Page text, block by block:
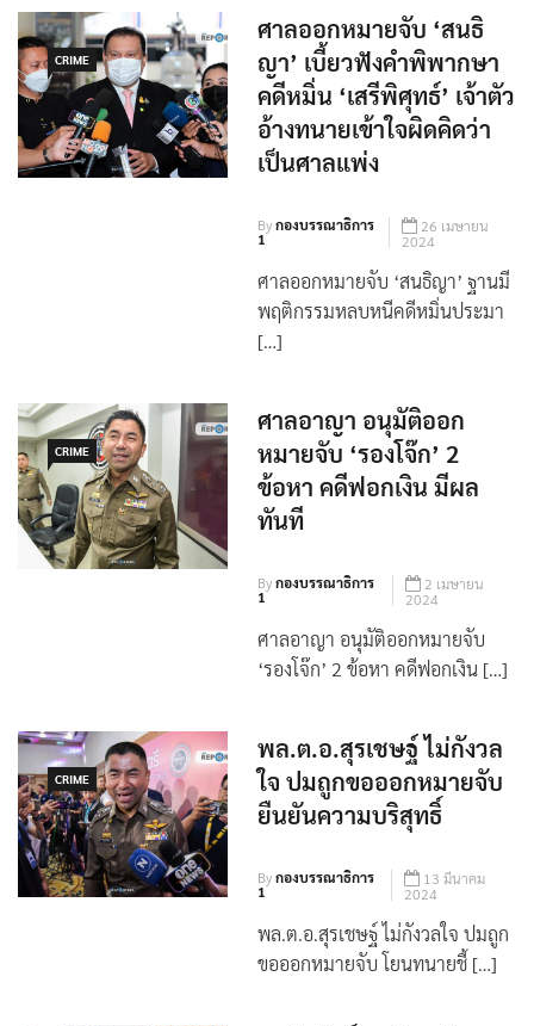
CRIME
ศาลออกหมายจับ ‘สนธิ
ญา’ เบี้ยวฟังคำพิพากษา
คดีหมิ่น ‘เสรีพิศุทธ์’ เจ้าตัว
อ้างทนายเข้าใจผิดคิดว่า
เป็นศาลแพ่ง
Byกองบรรณาธิการ
1
26 เมษายน
2024
ศาลออกหมายจับ ‘สนธิญา’ ฐานมี
พฤติกรรมหลบหนีคดีหมิ่นประมา
[…]
CRIME
ศาลอาญา อนุมัติออก
หมายจับ ‘รองโจ๊ก’ 2
ข้อหา คดีฟอกเงิน มีผล
ทันที
Byกองบรรณาธิการ
1
2 เมษายน
2024
ศาลอาญา อนุมัติออกหมายจับ
‘รองโจ๊ก’ 2 ข้อหา คดีฟอกเงิน […]
CRIME
พล.ต.อ.สุรเชษฐ์ ไม่กังวล
ใจ ปมถูกขอออกหมายจับ
ยืนยันความบริสุทธิ์
Byกองบรรณาธิการ
1
13 มีนาคม
2024
พล.ต.อ.สุรเชษฐ์ ไม่กังวลใจ ปมถูก
ขอออกหมายจับ โยนทนายชี้ […]